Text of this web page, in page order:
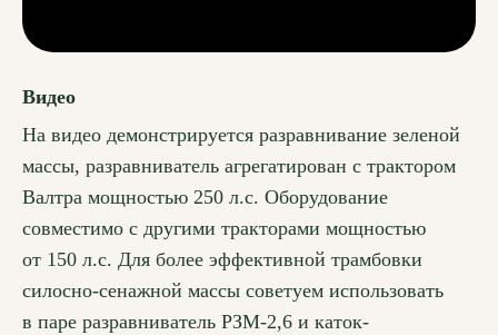
Видео
На видео демонстрируется разравнивание зеленой
массы, разравниватель агрегатирован с трактором
Валтра мощностью 250 л.с. Оборудование
совместимо с другими тракторами мощностью
от 150 л.с. Для более эффективной трамбовки
силосно-сенажной массы советуем использовать
в паре разравниватель РЗМ-2,6 и каток-